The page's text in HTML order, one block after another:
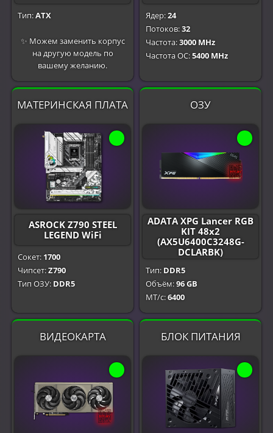
Тип:ATX
✨ Можем заменить корпус
на другую модель по
вашему желанию.
Ядер:24
Потоков:32
Частота:3000 MHz
Частота OC:5400 MHz
МАТЕРИНСКАЯ ПЛАТА
ASROCK Z790 STEEL
LEGEND WiFi
Сокет: 1700
Чипсет:Z790
Тип ОЗУ: DDR5
ОЗУ
ADATA XPG Lancer RGB
KIT 48x2
(AX5U6400C3248G-
DCLARBK)
Тип: DDR5
Объём:96 GB
МТ/с:6400
ВИДЕОКАРТА БЛОК ПИТАНИЯ